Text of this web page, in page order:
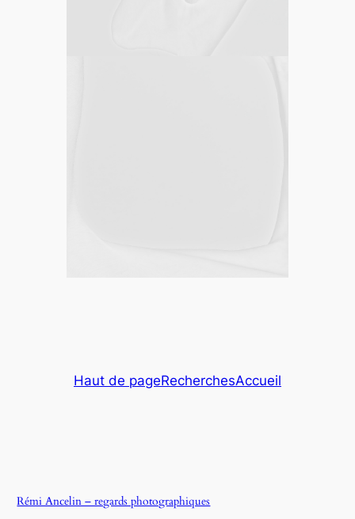
Haut de pageRecherchesAccueil
Rémi Ancelin – regards photographiques